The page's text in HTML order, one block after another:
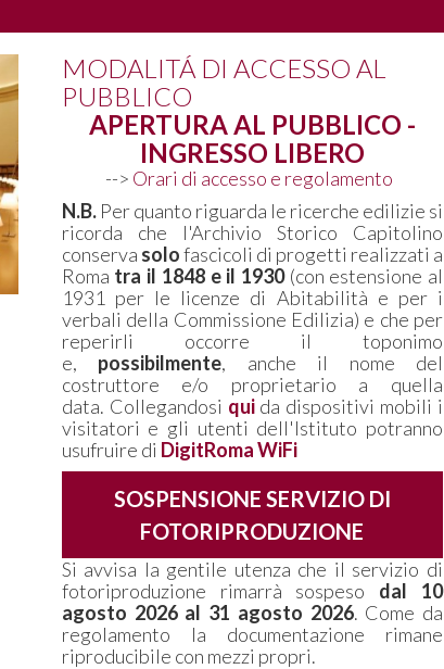
MODALITÁ DI ACCESSO AL
PUBBLICO
APERTURA AL PUBBLICO -
INGRESSO LIBERO
--> Orari di accesso e regolamento
N.B.Per quanto riguarda le ricerche edilizie si
ricorda che l'Archivio Storico Capitolino
conserva solofascicoli di progetti realizzati a
Roma tra il 1848 e il 1930(con estensione al
1931 per le licenze di Abitabilità e per i
verbali della Commissione Edilizia) e che per
reperirli occorre il toponimo
e, possibilmente, anche il nome del
costruttore e/o proprietario a quella
data. Collegandosi qui da dispositivi mobili i
visitatori e gli utenti dell'Istituto potranno
usufruire di DigitRoma WiFi
SOSPENSIONE SERVIZIO DI
FOTORIPRODUZIONE
Si avvisa la gentile utenza che il servizio di
fotoriproduzione rimarrà sospeso dal 10
agosto 2026 al 31 agosto 2026. Come da
regolamento la documentazione rimane
riproducibile con mezzi propri.
che le
della città
aderisce ad
“La Notte
memoria della
ESPOSITIVO
SETTEMBRE